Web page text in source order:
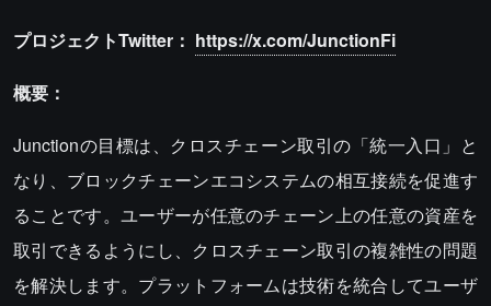
プロジェクトTwitter： https://x.com/JunctionFi
概要：
Junctionの目標は、クロスチェーン取引の「統一入口」と
なり、ブロックチェーンエコシステムの相互接続を促進す
ることです。ユーザーが任意のチェーン上の任意の資産を
取引できるようにし、クロスチェーン取引の複雑性の問題
を解決します。プラットフォームは技術を統合してユーザ